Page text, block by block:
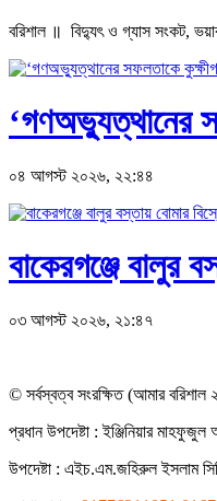
বরিশাল ॥ বিদ্যুৎ ও গ্যাস সংকট,
‘গণঅভ্যুত্থানের
০৪ আগস্ট ২০২৬, ২২:৪৪
বাকেরগঞ্জে বালুর
০৩ আগস্ট ২০২৬, ২১:৪৭
© সর্বস্বত্ব সংরক্ষিত (আমার
প্রধান ‍উপদেষ্টা : ‍ইঞ্জিনিয়ার
উপদেষ্টা : এইচ.এম.জহিরুল ইসলাম